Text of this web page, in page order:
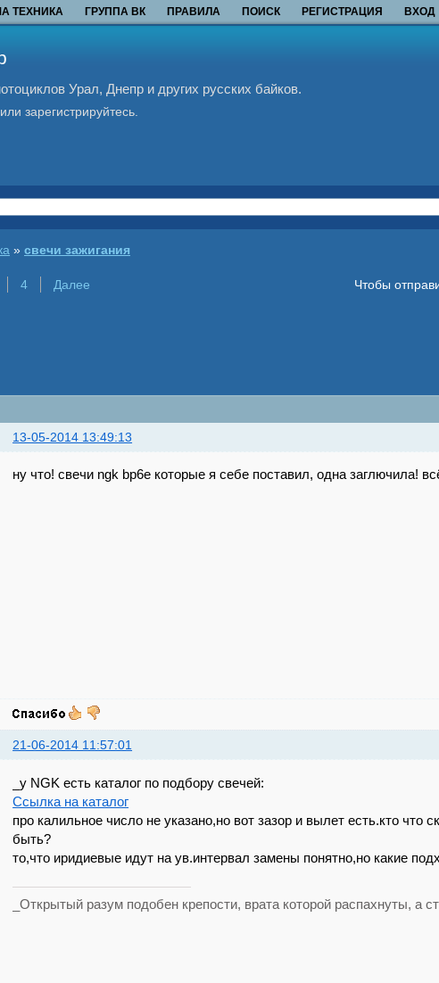
ТЕХНИКА ГРУППА ВК ПРАВИЛА ПОИСК РЕГИСТРАЦИЯ ВХОД
Урал, Днепр и других русских байков.
зарегистрируйтесь.
» свечи зажигания
4 Далее Чтобы
13-05-2014 13:49:13
ну что! свечи ngk bp6e которые я себе поставил, одна заглючила!
21-06-2014 11:57:01
_у NGK есть каталог по подбору свечей:
Ссылка на каталог
про калильное число не указано,но вот зазор и вылет есть.кто что
быть?
то,что иридиевые идут на ув.интервал замены понятно,но какие
_Открытый разум подобен крепости, врата которой распахнуты, а